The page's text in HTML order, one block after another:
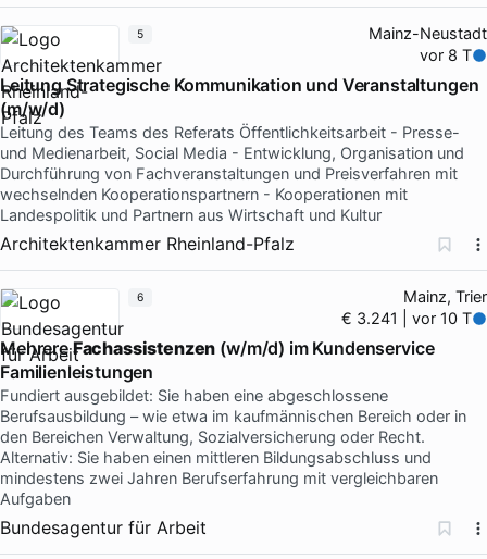
Mainz-Neustadt
vor 8 T
Leitung Strategische Kommunikation und Veranstaltungen
(m/w/d)
Leitung des Teams des Referats Öffentlichkeitsarbeit - Presse-
und Medienarbeit, Social Media - Entwicklung, Organisation und
Durchführung von Fachveranstaltungen und Preisverfahren mit
wechselnden Kooperationspartnern - Kooperationen mit
Landespolitik und Partnern aus Wirtschaft und Kultur
Architektenkammer Rheinland-Pfalz
5
Mainz, Trier
€ 3.241 | vor 10 T
MehrereFachassistenzen (w/m/d) im Kundenservice
Familienleistungen
Fundiert ausgebildet: Sie haben eine abgeschlossene
Berufsausbildung – wie etwa im kaufmännischen Bereich oder in
den Bereichen Verwaltung, Sozialversicherung oder Recht.
Alternativ: Sie haben einen mittleren Bildungsabschluss und
mindestens zwei Jahren Berufserfahrung mit vergleichbaren
Aufgaben
Bundesagentur für Arbeit
6